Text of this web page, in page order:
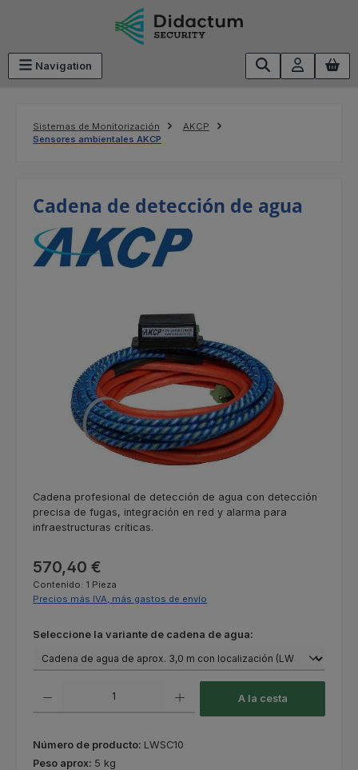
Saltar al contenido principal
Navigation
Sistemas de Monitorización
AKCP
Sensores ambientales AKCP
Cadena de detección de agua
Cadena profesional de detección de agua con detección
precisa de fugas, integración en red y alarma para
infraestructuras críticas.
Precio normal:
570,40 €
Contenido: 1 Pieza
Precios más IVA, más gastos de envío
Seleccione
Seleccione la variante de cadena de agua:
A la cesta
Número de producto: LWSC10
Peso aprox: 5 kg